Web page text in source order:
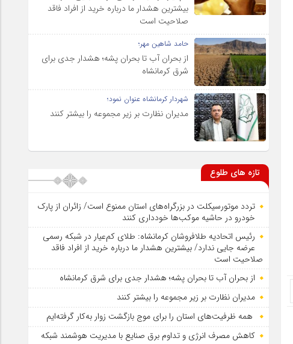
بیشترین هشدار ما درباره خرید از افراد فاقد
صلاحیت است
حامد شاهین مهر؛
از بحران آب تا بحران پشه؛ هشدار جدی برای
شرق کرمانشاه
شهردار کرمانشاه عنوان نمود؛
مدیران نظارت بر زیر مجموعه را بیشتر کنند
تازه های طلوع
تردد موتورسیکلت در بزرگراه‌های استان ممنوع است/ زائران از پارک
خودرو در حاشیه موکب‌ها خودداری کنند
رئیس اتحادیه طلافروشان کرمانشاه: طلای کم‌عیار در شبکه رسمی
عرضه جایی ندارد/ بیشترین هشدار ما درباره خرید از افراد فاقد
صلاحیت است
از بحران آب تا بحران پشه؛ هشدار جدی برای شرق کرمانشاه
مدیران نظارت بر زیر مجموعه را بیشتر کنند
همه ظرفیت‌های استان را برای موج بازگشت زوار به‌کار گرفته‌ایم
کاهش مصرف انرژی و تداوم برق صنایع با مدیریت هوشمند شبکه